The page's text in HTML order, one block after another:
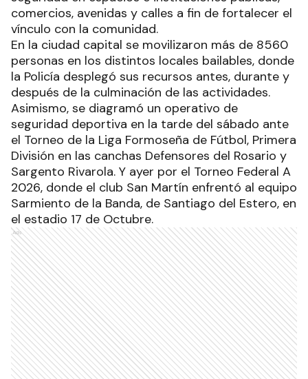
comercios, avenidas y calles a fin de fortalecer el
vínculo con la comunidad.
En la ciudad capital se movilizaron más de 8560
personas en los distintos locales bailables, donde
la Policía desplegó sus recursos antes, durante y
después de la culminación de las actividades.
Asimismo, se diagramó un operativo de
seguridad deportiva en la tarde del sábado ante
el Torneo de la Liga Formoseña de Fútbol, Primera
División en las canchas Defensores del Rosario y
Sargento Rivarola. Y ayer por el Torneo Federal A
2026, donde el club San Martín enfrentó al equipo
Sarmiento de la Banda, de Santiago del Estero, en
el estadio 17 de Octubre.
Ads